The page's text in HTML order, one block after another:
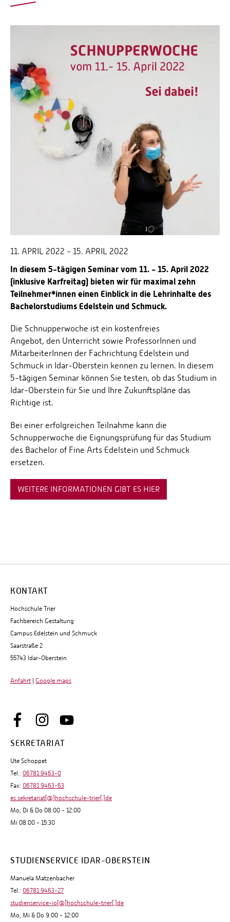
11. APRIL 2022 - 15. APRIL 2022
In diesem 5-tägigen Seminar vom 11. - 15. April 2022
(inklusive Karfreitag) bieten wir für maximal zehn
Teilnehmer*innen einen Einblick in die Lehrinhalte des
Bachelorstudiums Edelstein und Schmuck.
Die Schnupperwoche ist ein kostenfreies
Angebot, den Unterricht sowie ProfessorInnen und
MitarbeiterInnen der Fachrichtung Edelstein und
Schmuck in Idar-Oberstein kennen zu lernen. In diesem
5-tägigen Seminar können Sie testen, ob das Studium in
Idar-Oberstein für Sie und Ihre Zukunftspläne das
Richtige ist.
Bei einer erfolgreichen Teilnahme kann die
Schnupperwoche die Eignungsprüfung für das Studium
des Bachelor of Fine Arts Edelstein und Schmuck
ersetzen.
WEITERE INFORMATIONEN GIBT ES HIER
KONTAKT
Hochschule Trier
Fachbereich Gestaltung
Campus Edelstein und Schmuck
Saarstraße 2
55743 Idar-Oberstein
Anfahrt Google maps
SEKRETARIAT
Ute Schoppet
Tel.: 06781 9463-0
Fax: 06781 9463-63
es.sekretariat[@]hochschule-trier[.]de
Mo, Di & Do 08:00 - 12:00
Mi 08:00 - 15:30
STUDIENSERVICE IDAR-OBERSTEIN
Manuela Matzenbacher
Tel.: 06781 9463-27
studienservice-io[@]hochschule-trier[.]de
Mo, Mi & Do 9:00 - 12:00